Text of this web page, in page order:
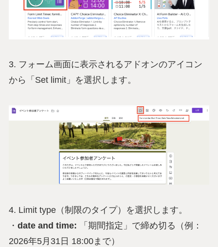
3. フォーム画面に表示されるアドオンのアイコン
から「Set limit」を選択します。
4. Limit type（制限のタイプ）を選択します。
・ date and time: 「期間指定」で締め切る（例：
2026年5月31日 18:00まで）